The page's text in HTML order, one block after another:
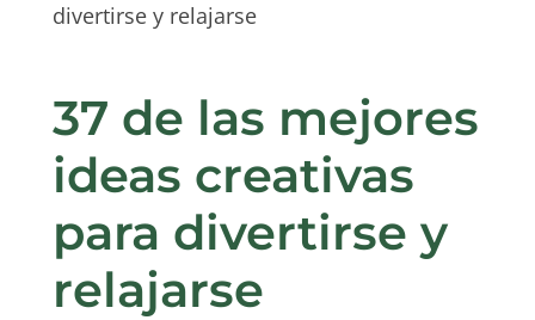
divertirse y relajarse
37 de las mejores
ideas creativas
para divertirse y
relajarse